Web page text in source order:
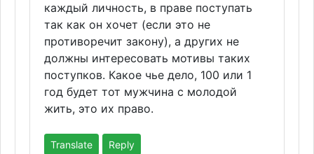
каждый личность, в праве поступать
так как он хочет (если это не
противоречит закону), а других не
должны интересовать мотивы таких
поступков. Какое чье дело, 100 или 1
год будет тот мужчина с молодой
жить, это их право.
Translate Reply